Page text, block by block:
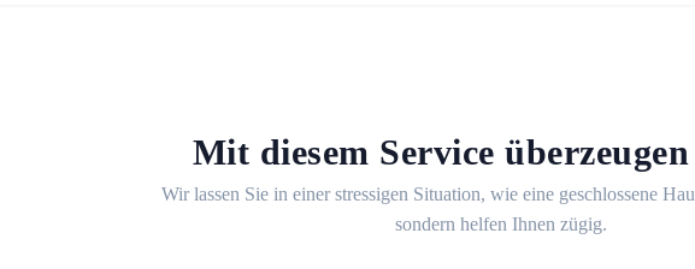
Mit diesem Service
Wir lassen Sie in einer stressigen Situation, wie eine geschlossene
sondern helfen Ihnen zügig.